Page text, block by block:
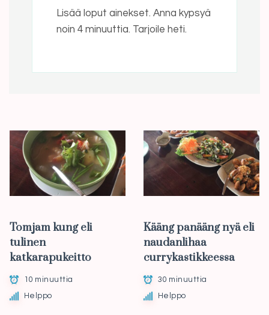
Lisää loput ainekset. Anna kypsyä
noin 4 minuuttia. Tarjoile heti.
Tomjam kung eli
tulinen
katkarapukeitto
10 minuuttia
Helppo
Kääng panääng nyä eli
naudanlihaa
currykastikkeessa
30 minuuttia
Helppo